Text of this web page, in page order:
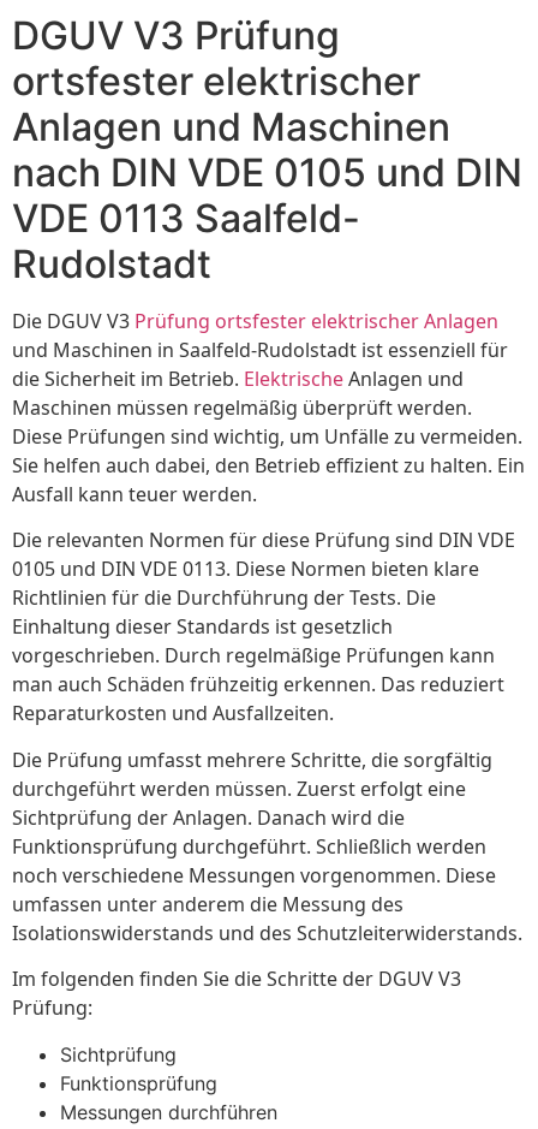
DGUV V3 Prüfung
ortsfester elektrischer
Anlagen und Maschinen
nach DIN VDE 0105 und DIN
VDE 0113 Saalfeld-
Rudolstadt
Die DGUV V3 Prüfung ortsfester elektrischer Anlagen
und Maschinen in Saalfeld-Rudolstadt ist essenziell für
die Sicherheit im Betrieb. ElektrischeAnlagen und
Maschinen müssen regelmäßig überprüft werden.
Diese Prüfungen sind wichtig, um Unfälle zu vermeiden.
Sie helfen auch dabei, den Betrieb effizient zu halten. Ein
Ausfall kann teuer werden.
Die relevanten Normen für diese Prüfung sind DIN VDE
0105 und DIN VDE 0113. Diese Normen bieten klare
Richtlinien für die Durchführung der Tests. Die
Einhaltung dieser Standards ist gesetzlich
vorgeschrieben. Durch regelmäßige Prüfungen kann
man auch Schäden frühzeitig erkennen. Das reduziert
Reparaturkosten und Ausfallzeiten.
Die Prüfung umfasst mehrere Schritte, die sorgfältig
durchgeführt werden müssen. Zuerst erfolgt eine
Sichtprüfung der Anlagen. Danach wird die
Funktionsprüfung durchgeführt. Schließlich werden
noch verschiedene Messungen vorgenommen. Diese
umfassen unter anderem die Messung des
Isolationswiderstands und des Schutzleiterwiderstands.
Im folgenden finden Sie die Schritte der DGUV V3
Prüfung:
Sichtprüfung
Funktionsprüfung
Messungen durchführen